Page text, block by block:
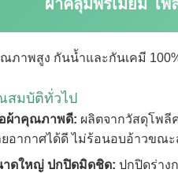
ผ้าคลุมพรีเมี่ยม โ
ภาพสูง กันน้ำและกันเคมี
สมบัติทั่วไป
อผ้าคุณภาพดี: ผลิตจากวัสดุโพลี
ยอากาศได้ดี ไม่ร้อนอบอ้าวขณ
าดใหญ่ ปกปิดมิดชิด: ปกปิดร่าง